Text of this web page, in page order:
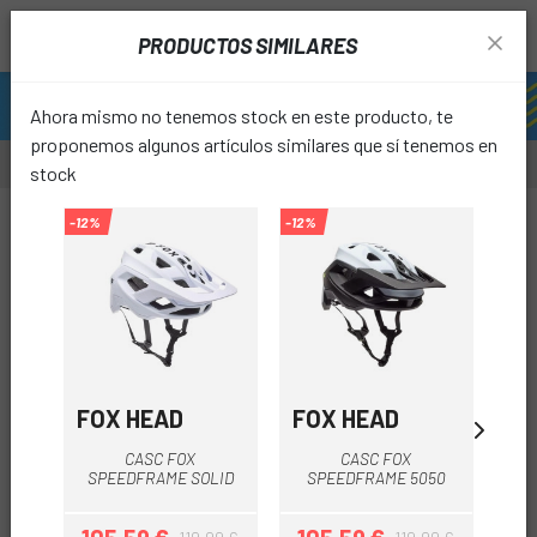
PRODUCTOS SIMILARES
Ahora mismo no tenemos stock en este producto, te
proponemos algunos artículos similares que sí tenemos en
stock
-12%
FOX HEAD
CASC FOX
SPEEDFRAME SOLID
-12%
FOX HEAD
CASC FOX
SPEEDFRAME 5050